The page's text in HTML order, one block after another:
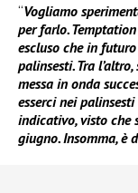
“Vogliamo
per farlo.
escluso che in
palinsesti. Tra
messa in onda
esserci nei
indicativo, visto che
giugno. Insomma, è